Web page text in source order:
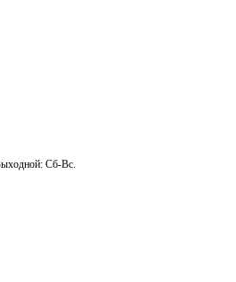
Сб-Вс.